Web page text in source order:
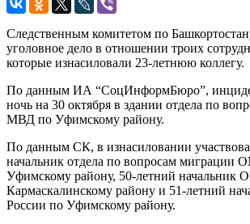
Следственным комитетом по
уголовное дело в отношении троих
которые изнасиловали 23-летнюю коллегу.
По данным ИА “СоцИнформБюро”,
ночь на 30 октября в здании отдела по
МВД по Уфимскому району.
По данным СК, в изнасиловании
начальник отдела по вопросам миграции
Уфимскому району, 50-летний начальник
Кармаскалинскому району и 51-летний
России по Уфимскому району.